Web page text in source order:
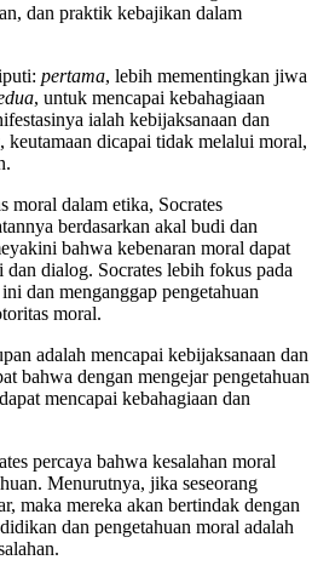
dan praktik kebajikan dalam
pertama, lebih mementingkan jiwa
, untuk mencapai kebahagiaan
ialah kebijaksanaan dan
, keutamaan dicapai tidak melalui moral,
moral dalam etika, Socrates
berdasarkan akal budi dan
bahwa kebenaran moral dapat
dialog. Socrates lebih fokus pada
dan menganggap pengetahuan
moral.
adalah mencapai kebijaksanaan dan
bahwa dengan mengejar pengetahuan
mencapai kebahagiaan dan
percaya bahwa kesalahan moral
Menurutnya, jika seseorang
maka mereka akan bertindak dengan
dan pengetahuan moral adalah